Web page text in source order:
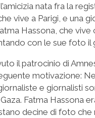
nata fra la
vive a Parigi, e una
Hassona, che vive
con le sue foto il
il patrocinio di
motivazione:
e giornalisti
Fatma Hassona
decine di foto che